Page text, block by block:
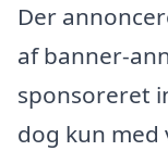
Der
af banner-
sponsoreret
dog kun med